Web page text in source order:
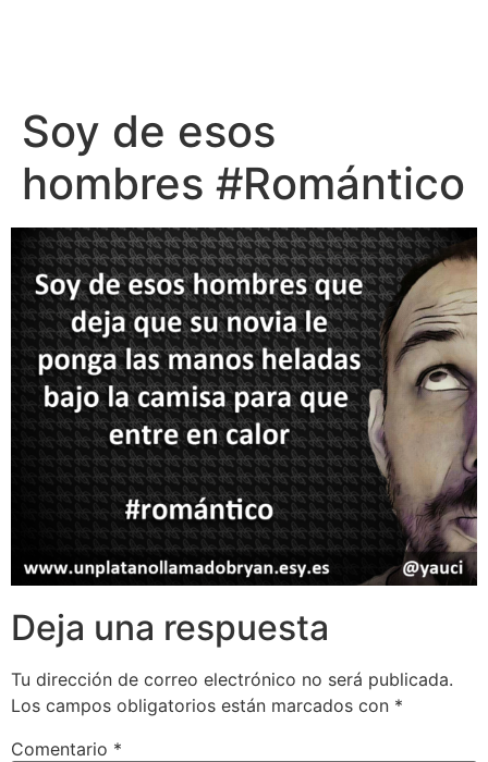
Soy de esos
hombres #Romántico
Deja una respuesta
Tu dirección de correo electrónico no será publicada.
Los campos obligatorios están marcados con *
Comentario *